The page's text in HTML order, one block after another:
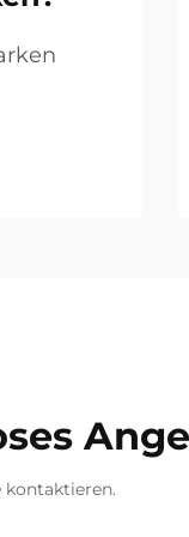
kontaktieren.